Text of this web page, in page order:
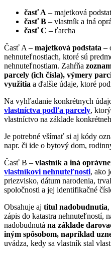
časť A – majetková
časť B – vlastník a iná
časť C – ťarcha
Časť A – majetková podstata –
nehnuteľnostiach, ktoré sú
nehnuteľnostiam. Zahŕňa
parcely (ich čísla), výmery
využitia a ďalšie údaje, ktoré
Na vyhľadanie konkrétnych
vlastníctva podľa parcely,
vlastníctvo na základe
Je potrebné všímať si aj kódy
napr. či ide o bytový dom,
Časť B – vlastník a iná
vlastníkovi nehnuteľnosti, ako
priezvisko, dátum narodenia,
spoločnosti a jej identifikačné
Obsahuje aj titul nadobudnutia
zápis do katastra nehnuteľností,
nadobudnutá na základe
iným spôsobom, napríklad
uvádza, kedy sa vlastník stal